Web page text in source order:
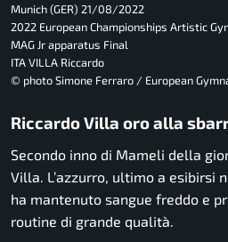
Munich (GER) 21/08/2022
2022 European Championships Artistic
MAG Jr apparatus Final
ITA VILLA Riccardo
© photo Simone Ferraro / European
Riccardo Villa oro alla
Secondo inno di Mameli della
Villa. L’azzurro, ultimo a esibirsi
ha mantenuto sangue freddo e
routine di grande qualità.